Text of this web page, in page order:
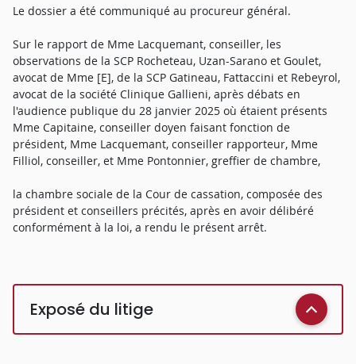
Le dossier a été communiqué au procureur général.
Sur le rapport de Mme Lacquemant, conseiller, les
observations de la SCP Rocheteau, Uzan-Sarano et Goulet,
avocat de Mme [E], de la SCP Gatineau, Fattaccini et Rebeyrol,
avocat de la société Clinique Gallieni, après débats en
l'audience publique du 28 janvier 2025 où étaient présents
Mme Capitaine, conseiller doyen faisant fonction de
président, Mme Lacquemant, conseiller rapporteur, Mme
Filliol, conseiller, et Mme Pontonnier, greffier de chambre,
la chambre sociale de la Cour de cassation, composée des
président et conseillers précités, après en avoir délibéré
conformément à la loi, a rendu le présent arrêt.
Exposé du litige